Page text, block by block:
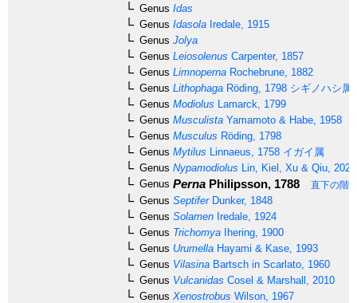
Genus Idas
Genus Idasola Iredale, 1915
Genus Jolya
Genus Leiosolenus Carpenter, 1857
Genus Limnoperna Rochebrune, 1882
Genus Lithophaga Röding, 1798 シギノハシ属
Genus Modiolus Lamarck, 1799
Genus Musculista Yamamoto & Habe, 1958
Genus Musculus Röding, 1798
Genus Mytilus Linnaeus, 1758 イガイ属
Genus Nypamodiolus Lin, Kiel, Xu & Qiu, 2022
Genus Perna Philipsson, 1788 直下の階
Genus SeptiferDunker, 1848
Genus Solamen Iredale, 1924
Genus Trichomya Ihering, 1900
Genus Urumella Hayami & Kase, 1993
Genus Vilasina Bartsch in Scarlato, 1960
Genus Vulcanidas Cosel & Marshall, 2010
Genus Xenostrobus Wilson, 1967